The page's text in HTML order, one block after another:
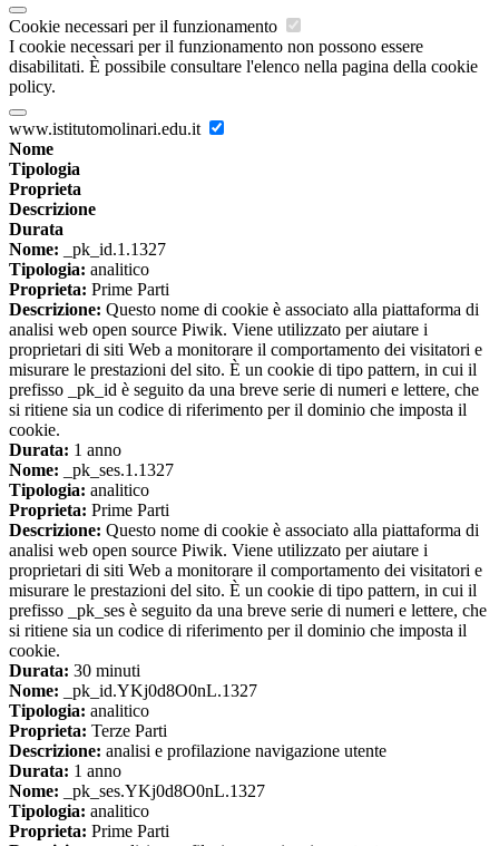
Cookie necessari per il funzionamento
I cookie necessari per il funzionamento non possono essere
disabilitati. È possibile consultare l'elenco nella pagina della cookie
policy.
www.istitutomolinari.edu.it
Nome
Tipologia
Proprieta
Descrizione
Durata
Nome: _pk_id.1.1327
Tipologia: analitico
Proprieta: Prime Parti
Descrizione: Questo nome di cookie è associato alla piattaforma di
analisi web open source Piwik. Viene utilizzato per aiutare i
proprietari di siti Web a monitorare il comportamento dei visitatori e
misurare le prestazioni del sito. È un cookie di tipo pattern, in cui il
prefisso _pk_id è seguito da una breve serie di numeri e lettere, che
si ritiene sia un codice di riferimento per il dominio che imposta il
cookie.
Durata: 1 anno
Nome: _pk_ses.1.1327
Tipologia: analitico
Proprieta: Prime Parti
Descrizione: Questo nome di cookie è associato alla piattaforma di
analisi web open source Piwik. Viene utilizzato per aiutare i
proprietari di siti Web a monitorare il comportamento dei visitatori e
misurare le prestazioni del sito. È un cookie di tipo pattern, in cui il
prefisso _pk_ses è seguito da una breve serie di numeri e lettere, che
si ritiene sia un codice di riferimento per il dominio che imposta il
cookie.
Durata: 30 minuti
Nome: _pk_id.YKj0d8O0nL.1327
Tipologia: analitico
Proprieta: Terze Parti
Descrizione: analisi e profilazione navigazione utente
Durata: 1 anno
Nome: _pk_ses.YKj0d8O0nL.1327
Tipologia: analitico
Proprieta: Prime Parti